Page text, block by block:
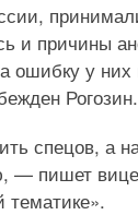
причины
ошибку у
Рогозин.
спецов, а
— пишет
тематике».